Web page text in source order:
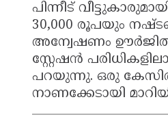
പിന്നീട്
30,000 രൂപയും
അന്വേഷണം
സ്റ്റേഷൻ
പറയുന്നു. ഒരു കേസിൽ
നാണക്കേടായി